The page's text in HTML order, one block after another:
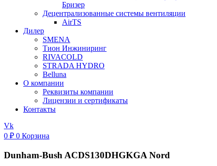
Бризер
Децентрализованные системы вентиляции
AirTS
Дилер
SMENA
Тион Инжиниринг
RIVACOLD
STRADA HYDRO
Belluna
О компании
Реквизиты компании
Лицензии и сертификаты
Контакты
Vk
0 ₽ 0 Корзина
Dunham-Bush ACDS130DHGKGA Nord